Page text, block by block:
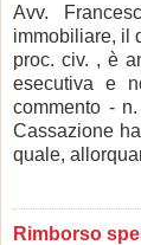
Avv.
immobiliare, il
proc. civ. , è
esecutiva e
commento -
Cassazione
quale,
Rimborso